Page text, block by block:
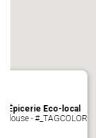
Épicerie Eco-local
- #_TAGCOLOR